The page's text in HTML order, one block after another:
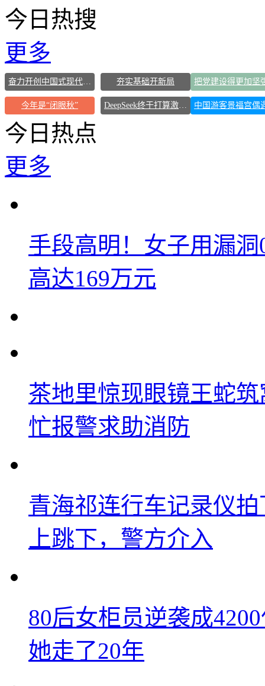
今日热搜
更多
奋力开创中国式现代化建设新局面 夯实基础开新局
今年是“闭眼秋” DeepSeek终于打算激进扩张了
今日热点
更多
手段高明！女子用漏
高达169万元
茶地里惊现眼镜王蛇
忙报警求助消防
青海祁连行车记录仪
上跳下，警方介入
80后女柜员逆袭成
她走了20年